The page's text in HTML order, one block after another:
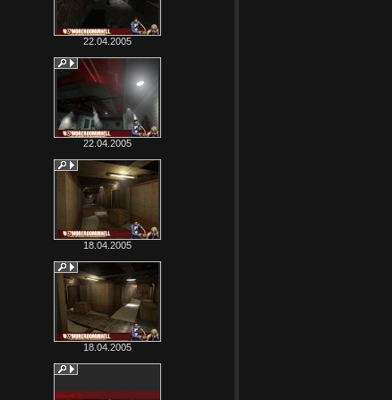
22.04.2005
22.04.2005
18.04.2005
18.04.2005